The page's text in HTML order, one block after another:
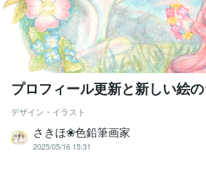
プロフィール更新と新しい絵
デザイン・イラスト
さきほ❀色鉛筆画家
2025/05/16 15:31